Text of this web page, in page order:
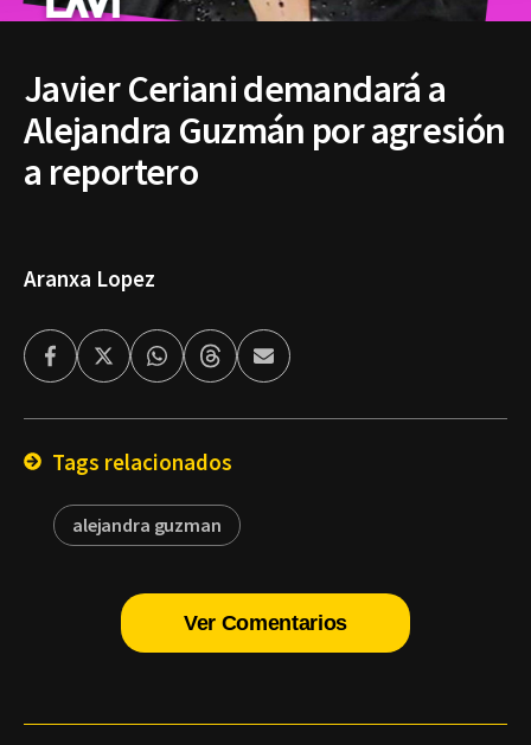
Javier Ceriani demandará a
Alejandra Guzmán por agresión
a reportero
Aranxa Lopez
FacebookTwitterWhatsappThreadsEnviar
por
Tags relacionados
alejandra guzman
Ver Comentarios